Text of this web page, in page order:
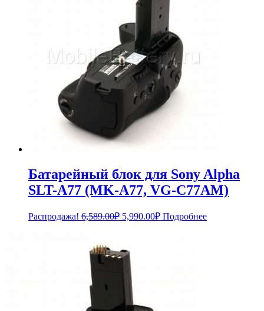
Батарейный блок для Sony Alpha
SLT-A77 (MK-A77, VG-C77AM)
Распродажа! 6,589.00₽ Первоначальная
6,589.00₽.
5,990.00₽Текущая
Подробнее